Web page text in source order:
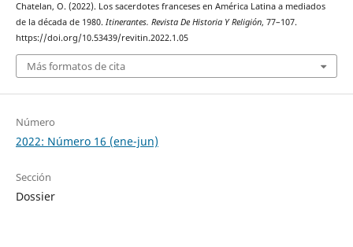
Chatelan, O. (2022). Los sacerdotes franceses en América Latina a mediados
de la década de 1980. Itinerantes. Revista De Historia Y Religión, 77–107.
https://doi.org/10.53439/revitin.2022.1.05
Más formatos de cita
Número
2022: Número 16 (ene-jun)
Sección
Dossier